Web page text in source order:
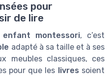
pour
de lire
enfant montessori, c’est
adapté à sa taille et à ses
meubles classiques, ces
pour que les livres soient